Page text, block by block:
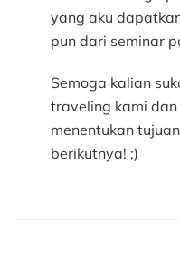
yang aku
pun dari seminar
Semoga kalian
traveling kami
menentukan
berikutnya! ;)